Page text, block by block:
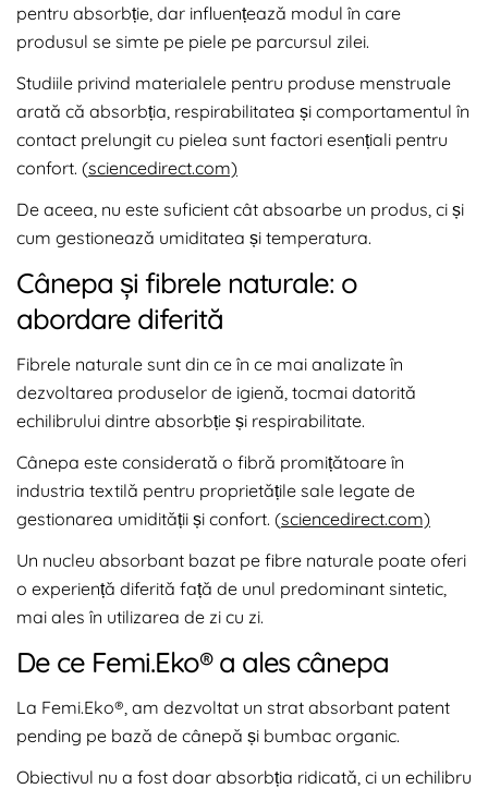
pentru absorbție, dar influențează modul în care
produsul se simte pe piele pe parcursul zilei.
Studiile privind materialele pentru produse menstruale
arată că absorbția, respirabilitatea și comportamentul în
contact prelungit cu pielea sunt factori esențiali pentru
confort. (sciencedirect.com)
De aceea, nu este suficient cât absoarbe un produs, ci și
cum gestionează umiditatea și temperatura.
Cânepa și fibrele naturale: o
abordare diferită
Fibrele naturale sunt din ce în ce mai analizate în
dezvoltarea produselor de igienă, tocmai datorită
echilibrului dintre absorbție și respirabilitate.
Cânepa este considerată o fibră promițătoare în
industria textilă pentru proprietățile sale legate de
gestionarea umidității și confort. (sciencedirect.com)
Un nucleu absorbant bazat pe fibre naturale poate oferi
o experiență diferită față de unul predominant sintetic,
mai ales în utilizarea de zi cu zi.
De ce Femi.Eko® a ales cânepa
La Femi.Eko®, am dezvoltat un strat absorbant patent
pending pe bază de cânepă și bumbac organic.
Obiectivul nu a fost doar absorbția ridicată, ci un echilibru